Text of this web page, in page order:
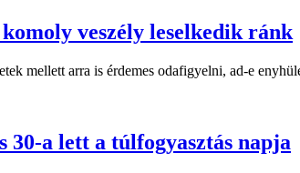
veszély leselkedik ránk
mellett arra is érdemes odafigyelni, ad-e
a lett a túlfogyasztás napja